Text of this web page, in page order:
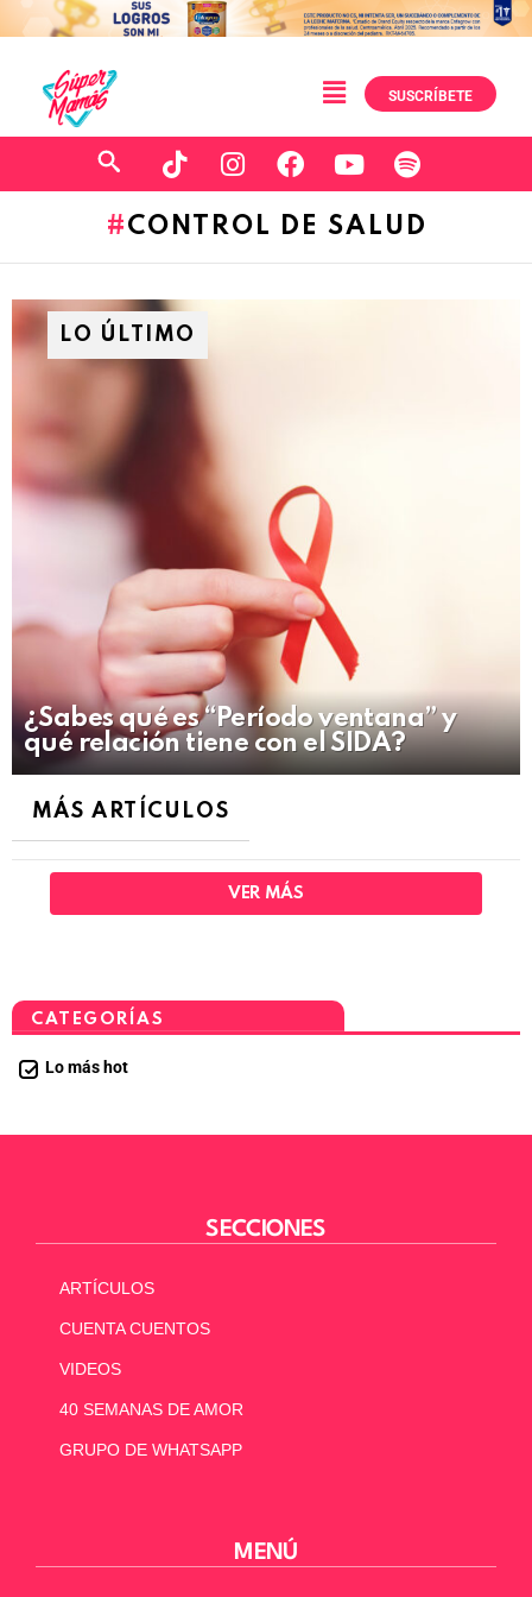
SUSCRÍBETE
CONTROL DE SALUD
LO ÚLTIMO
¿Sabes qué es “Período ventana” y
qué relación tiene con el SIDA?
MÁS ARTÍCULOS
VER MÁS
CATEGORÍAS
Lo más hot
SECCIONES
ARTÍCULOS
CUENTA CUENTOS
VIDEOS
40 SEMANAS DE AMOR
GRUPO DE WHATSAPP
MENÚ